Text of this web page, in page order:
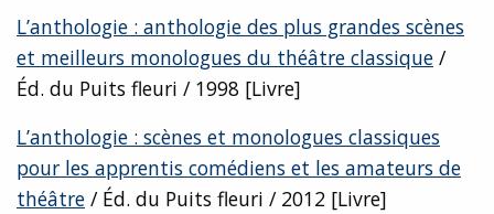
L’anthologie : anthologie des plus grandes scènes
et meilleurs monologues du théâtre classique /
Éd. du Puits fleuri / 1998 [Livre]
L’anthologie : scènes et monologues classiques
pour les apprentis comédiens et les amateurs de
théâtre / Éd. du Puits fleuri / 2012 [Livre]